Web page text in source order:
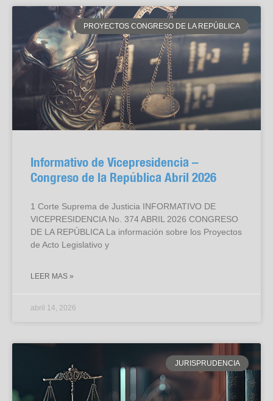
PROYECTOS CONGRESO DE LA REPÚBLICA
Informativo de Vicepresidencia –
Congreso de la República Abril 2026
1 Corte Suprema de Justicia INFORMATIVO DE
VICEPRESIDENCIA No. 374 ABRIL 2026 CONGRESO
DE LA REPÚBLICA La información sobre los Proyectos
de Acto Legislativo y
LEER MAS »
abril 14, 2026
JURISPRUDENCIA